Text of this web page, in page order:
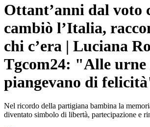
Ottant’anni dal voto
cambiò l’Italia,
chi c’era | Luciana
Tgcom24: "Alle urne
piangevano di
Nel ricordo della partigiana bambina la
diventato simbolo di libertà, partecipazione e